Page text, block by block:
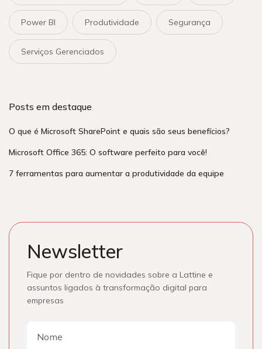
Power BI Produtividade Segurança
Serviços Gerenciados
Posts em destaque
O que é Microsoft SharePoint e quais são seus benefícios?
Microsoft Office 365: O software perfeito para você!
7 ferramentas para aumentar a produtividade da equipe
Newsletter
Fique por dentro de novidades sobre a Lattine e
assuntos ligados à transformação digital para
empresas